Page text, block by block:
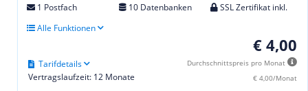
1 Postfach 10 Datenbanken
SSL Zertifikat inkl.
Alle Funktionen
€ 4,00
Durchschnittspreis pro Monat
€ 4,00/Monat
Vertragslaufzeit: 12 Monate
Tarifdetails